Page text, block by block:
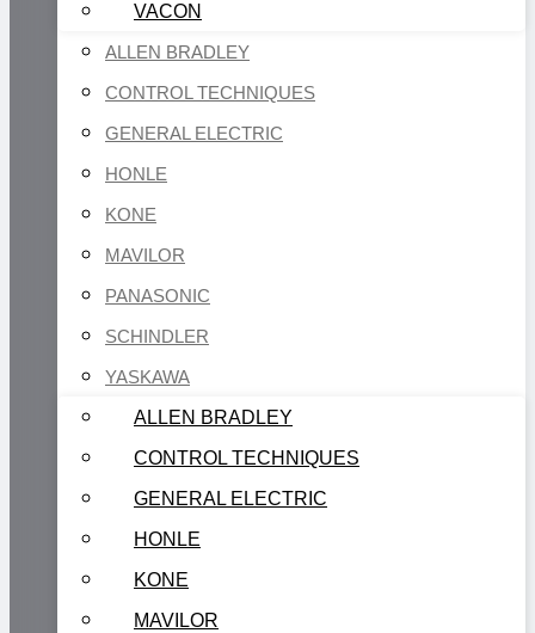
VACON
ALLEN BRADLEY
CONTROL TECHNIQUES
GENERAL ELECTRIC
HONLE
KONE
MAVILOR
PANASONIC
SCHINDLER
YASKAWA
ALLEN BRADLEY
CONTROL TECHNIQUES
GENERAL ELECTRIC
HONLE
KONE
MAVILOR